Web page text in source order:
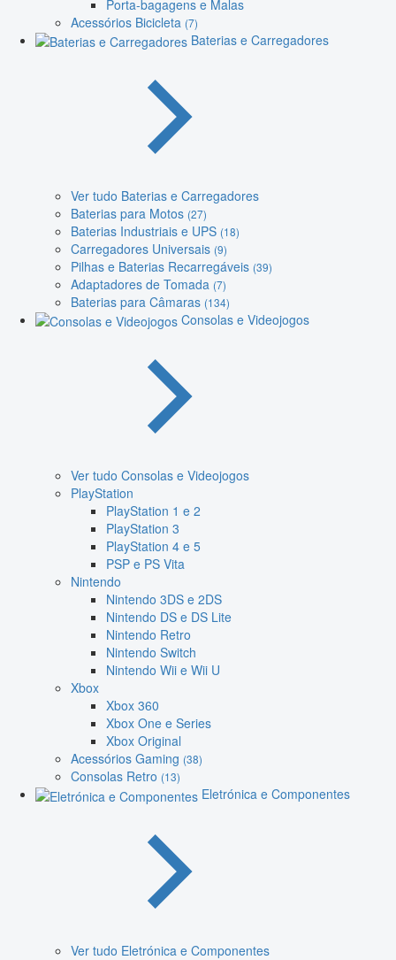
Porta-bagagens e Malas
Acessórios Bicicleta (7)
Baterias e Carregadores
Ver tudo Baterias e Carregadores
Baterias para Motos (27)
Baterias Industriais e UPS (18)
Carregadores Universais (9)
Pilhas e Baterias Recarregáveis (39)
Adaptadores de Tomada (7)
Baterias para Câmaras (134)
Consolas e Videojogos
Ver tudo Consolas e Videojogos
PlayStation
PlayStation 1 e 2
PlayStation 3
PlayStation 4 e 5
PSP e PS Vita
Nintendo
Nintendo 3DS e 2DS
Nintendo DS e DS Lite
Nintendo Retro
Nintendo Switch
Nintendo Wii e Wii U
Xbox
Xbox 360
Xbox One e Series
Xbox Original
Acessórios Gaming (38)
Consolas Retro (13)
Eletrónica e Componentes
Ver tudo Eletrónica e Componentes